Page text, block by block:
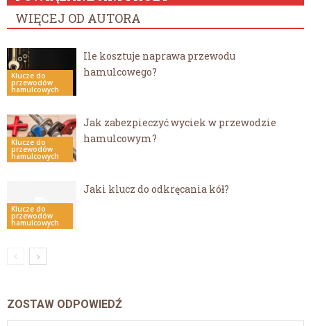
WIĘCEJ OD AUTORA
Klucze do
przewodów
hamulcowych
Ile kosztuje naprawa przewodu
hamulcowego?
Klucze do
przewodów
hamulcowych
Jak zabezpieczyć wyciek w przewodzie
hamulcowym?
Klucze do
przewodów
hamulcowych
Jaki klucz do odkręcania kół?
ZOSTAW ODPOWIEDŹ